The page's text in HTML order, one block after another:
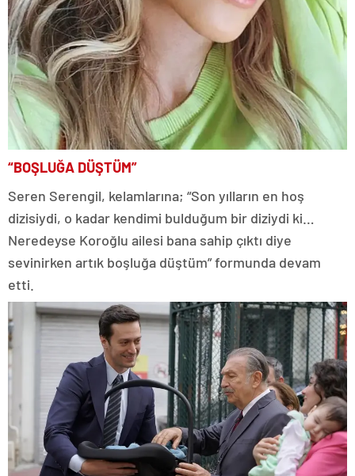
“BOŞLUĞA DÜŞTÜM”
Seren Serengil, kelamlarına; “Son yılların en hoş
dizisiydi, o kadar kendimi bulduğum bir diziydi ki…
Neredeyse Koroğlu ailesi bana sahip çıktı diye
sevinirken artık boşluğa düştüm” formunda devam
etti.